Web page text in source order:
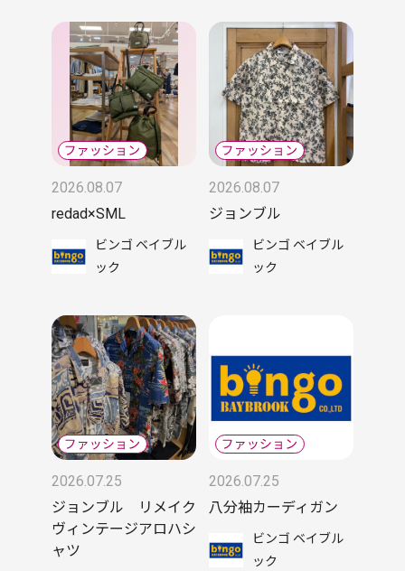
2026.08.07
redad×SML
ビンゴ ベイブル
ック
2026.08.07
ジョンブル
ビンゴ ベイブル
ック
2026.07.25
ジョンブル リメイク
ヴィンテージアロハシ
ャツ
2026.07.25
八分袖カーディガン
ビンゴ ベイブル
ック